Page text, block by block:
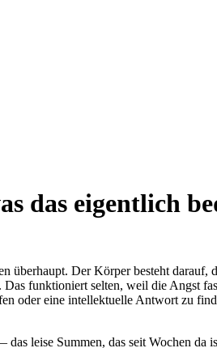
das eigentlich
überhaupt. Der Körper besteht
funktioniert selten, weil die Angst
oder eine intellektuelle Antwort zu
leise Summen, das seit Wochen da